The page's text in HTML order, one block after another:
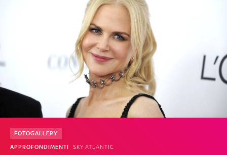
APPROFONDIMENTI
FOTOGALLERY
SKY ATLANTIC